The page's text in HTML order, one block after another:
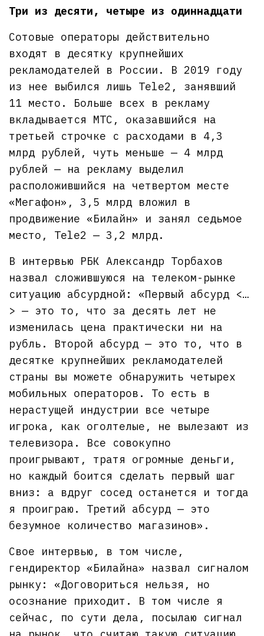
Три из десяти, четыре из одиннадцати
Сотовые операторы действительно
входят в десятку крупнейших
рекламодателей в России. В 2019 году
из нее выбился лишь Tele2, занявший
11 место. Больше всех в рекламу
вкладывается МТС, оказавшийся на
третьей строчке с расходами в 4,3
млрд рублей, чуть меньше — 4 млрд
рублей — на рекламу выделил
расположившийся на четвертом месте
«Мегафон», 3,5 млрд вложил в
продвижение «Билайн» и занял седьмое
место, Tele2 — 3,2 млрд.
В интервью РБК Александр Торбахов
назвал сложившуюся на телеком-рынке
ситуацию абсурдной: «Первый абсурд <…
> — это то, что за десять лет не
изменилась цена практически ни на
рубль. Второй абсурд — это то, что в
десятке крупнейших рекламодателей
страны вы можете обнаружить четырех
мобильных операторов. То есть в
нерастущей индустрии все четыре
игрока, как оголтелые, не вылезают из
телевизора. Все совокупно
проигрывают, тратя огромные деньги,
но каждый боится сделать первый шаг
вниз: а вдруг сосед останется и тогда
я проиграю. Третий абсурд — это
безумное количество магазинов».
Свое интервью, в том числе,
гендиректор «Билайна» назвал сигналом
рынку: «Договориться нельзя, но
осознание приходит. В том числе я
сейчас, по сути дела, посылаю сигнал